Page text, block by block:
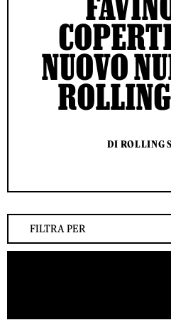
NUOVO
DI ROLLING
FILTRA PER